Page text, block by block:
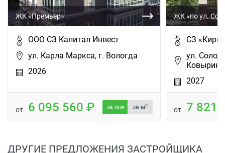
ЖК «Премьер»
ООО СЗ Капитал Инвест
ул. Карла Маркса, г. Вологда
2026
от 6 095 560 за все за м2
ЖК «по ул.
СЗ
ул.
Ковырино
2027
от 7 821
ДРУГИЕ ПРЕДЛОЖЕНИЯ ЗАСТРОЙЩИКА